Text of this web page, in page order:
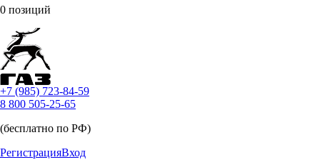
0 позиций
+7 (985) 723-84-59
8 800 505-25-65
(бесплатно по РФ)
РегистрацияВход